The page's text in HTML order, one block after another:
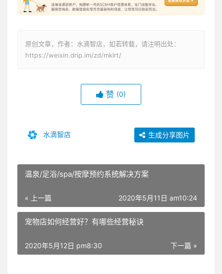
原创文章，作者：水滴智店，如若转载，请注明出处：
https://weixin.drip.im/zd/mklrt/
赞 (0)
水滴智店 生成分享图片
温泉/足浴/spa/按摩预约系统解决方案
« 上一篇 2020年5月11日 am10:24
宠物店如何经营好？有哪些经营秘诀
下一篇 »
2020年5月12日 pm8:30